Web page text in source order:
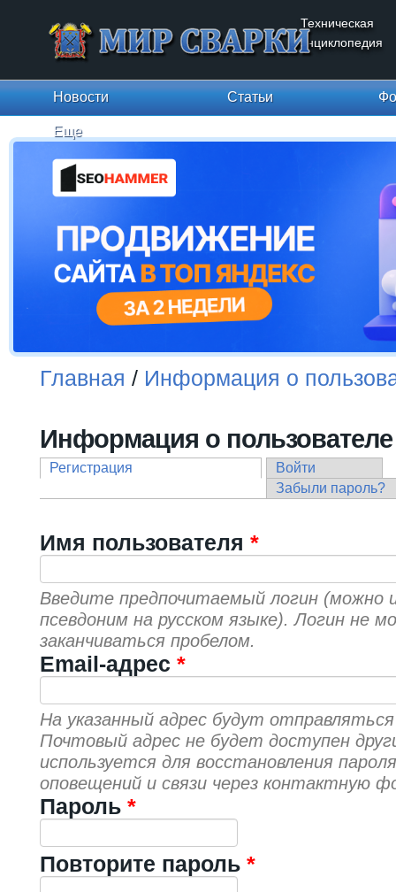
Техническая
энциклопедия
Новости Статьи
Еще
Главная / Информация о
Информация о пользователе
Регистрация
Войти
Забыли пароль?
Имя пользователя *
Введите предпочитаемый логин (можно
псевдоним на русском языке). Логин не
заканчиваться пробелом.
Email-адрес *
На указанный адрес будут
Почтовый адрес не будет доступен
используется для восстановления
оповещений и связи через контактную
Пароль *
Повторите пароль *